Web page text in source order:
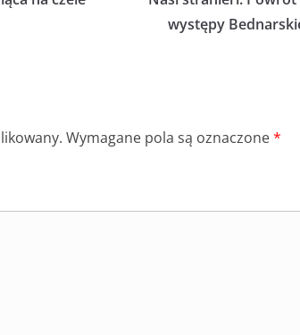
występy
Wymagane pola są oznaczone*